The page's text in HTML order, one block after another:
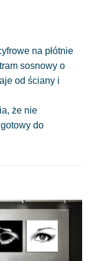
na płótnie
sosnowy o
od ściany i
że nie
do